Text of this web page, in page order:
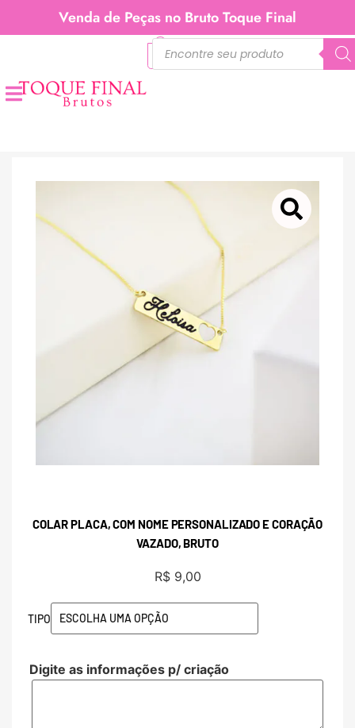
Venda de Peças no Bruto Toque Final
COLAR PLACA, COM NOME PERSONALIZADO E CORAÇÃO
VAZADO, BRUTO
R$9,00
TIPO
Digite as informações p/ criação